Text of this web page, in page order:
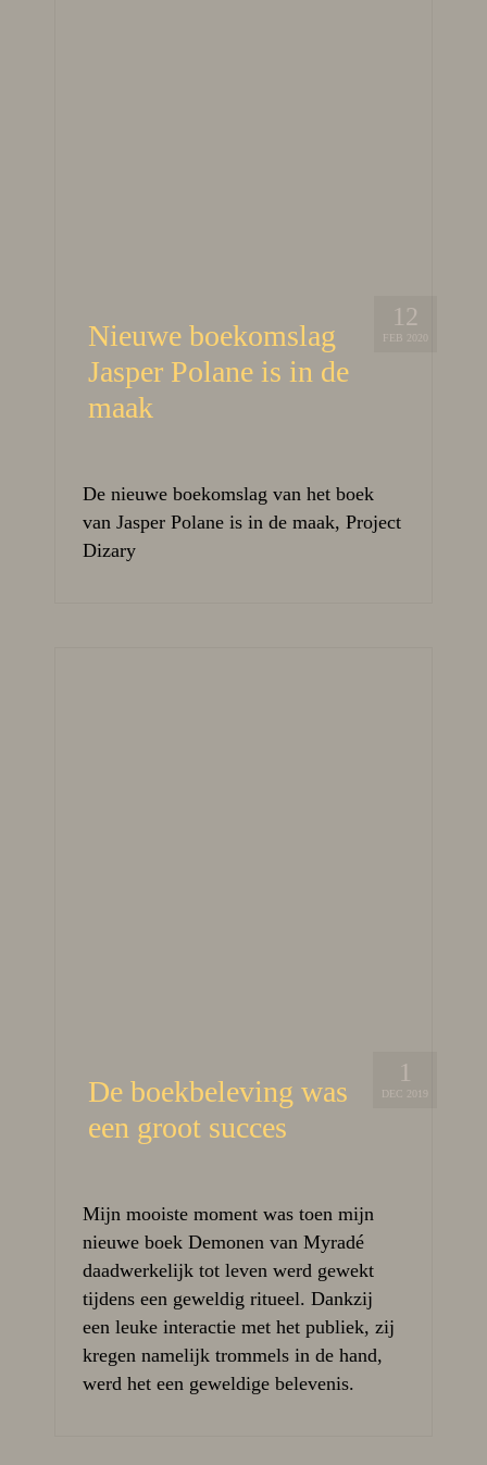
12
FEB 2020
Nieuwe boekomslag
Jasper Polane is in de
maak
De nieuwe boekomslag van het boek
van Jasper Polane is in de maak, Project
Dizary
1
DEC 2019
De boekbeleving was
een groot succes
Mijn mooiste moment was toen mijn
nieuwe boek Demonen van Myradé
daadwerkelijk tot leven werd gewekt
tijdens een geweldig ritueel. Dankzij
een leuke interactie met het publiek, zij
kregen namelijk trommels in de hand,
werd het een geweldige belevenis.